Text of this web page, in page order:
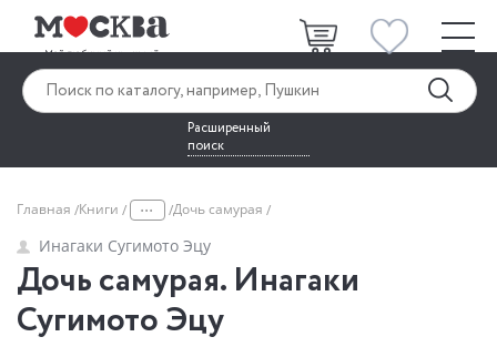
Расширенный
поиск
Главная Книги ... Дочь самурая
Инагаки Сугимото Эцу
Дочь самурая. Инагаки
Сугимото Эцу